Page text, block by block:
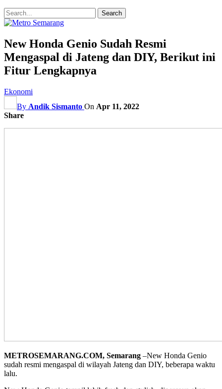
New Honda Genio Sudah Resmi
Mengaspal di Jateng dan DIY, Berikut ini
Fitur Lengkapnya
Ekonomi
By Andik Sismanto On Apr 11, 2022
Share
METROSEMARANG.COM, Semarang –New Honda Genio
sudah resmi mengaspal di wilayah Jateng dan DIY, beberapa waktu
lalu.